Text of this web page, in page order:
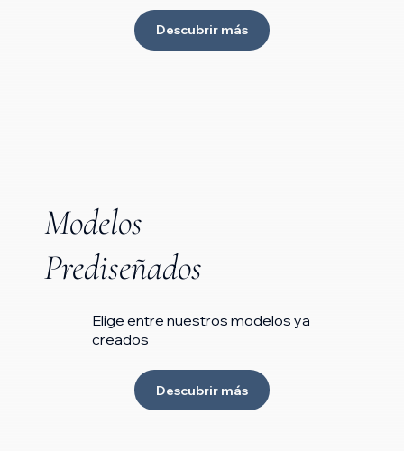
Modelos
Prediseñados
Elige entre nuestros modelos ya
creados
Descubrir más
Descubrir más